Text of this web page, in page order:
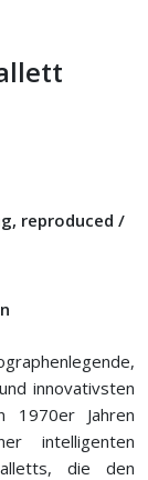
reproduced /
innovativsten
1970er Jahren
intelligenten
die den